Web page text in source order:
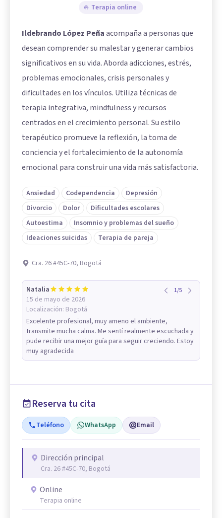
Terapia online
Ildebrando López Peñaacompaña a personas que
desean comprender su malestar y generar cambios
significativos en su vida. Aborda adicciones, estrés,
problemas emocionales, crisis personales y
dificultades en los vínculos. Utiliza técnicas de
terapia integrativa, mindfulness y recursos
centrados en el crecimiento personal. Su estilo
terapéutico promueve la reflexión, la toma de
conciencia y el fortalecimiento de la autonomía
emocional para construir una vida más satisfactoria.
Ansiedad Codependencia
Depresión
Divorcio
Dolor
Dificultades escolares
Autoestima
Insomnio y problemas del sueño
Ideaciones suicidas
Terapia de pareja
Cra. 26 #45C-70, Bogotá
Natalia
15 de mayo de 2026
Localización: Bogotá
1/5
Excelente profesional, muy ameno el ambiente,
transmite mucha calma. Me sentí realmente escuchada y
pude recibir una mejor guía para seguir creciendo. Estoy
muy agradecida
Reserva tu cita
Teléfono WhatsApp Email
Dirección principal
Cra. 26 #45C-70, Bogotá
Online
Terapia online